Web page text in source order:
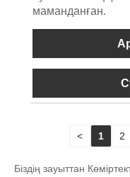
маманданған.
< 1 2
Біздің зауыттан